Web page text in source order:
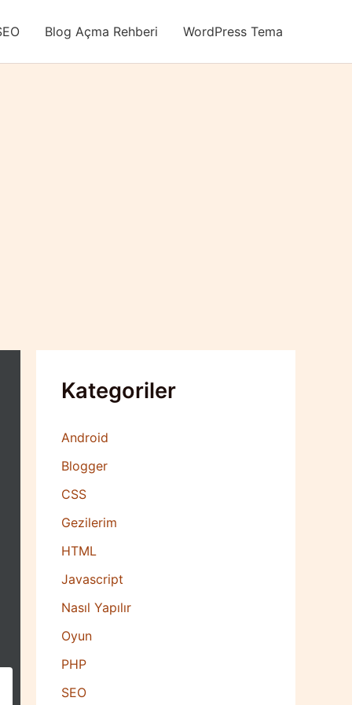
Blog Açma Rehberi WordPress Tema
Kategoriler
Android
Blogger
CSS
Gezilerim
HTML
Javascript
Nasıl Yapılır
Oyun
PHP
SEO